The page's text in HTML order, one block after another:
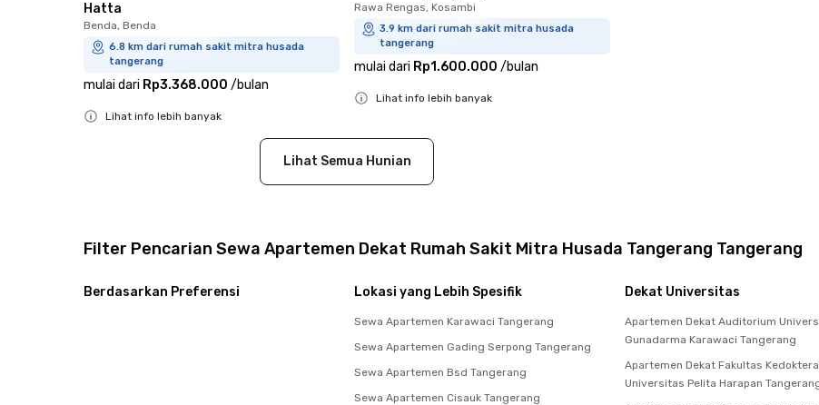
Hatta
Benda, Benda
6.8 km dari rumah sakit mitra husada
tangerang
mulai dari Rp3.368.000 /bulan
Lihat info lebih banyak
Rawa Rengas, Kosambi
3.9 km dari rumah sakit mitra husada
tangerang
mulai dari Rp1.600.000 /bulan
Lihat info lebih banyak
Lihat Semua Hunian
Filter Pencarian Sewa Apartemen Dekat Rumah Sakit Mitra Husada Tangerang Tangerang
Berdasarkan Preferensi Lokasi yang Lebih Spesifik
Sewa Apartemen Karawaci Tangerang
Sewa Apartemen Gading Serpong Tangerang
Sewa Apartemen Bsd Tangerang
Sewa Apartemen Cisauk Tangerang
Dekat Universitas
Apartemen Dekat Auditorium
Gunadarma Karawaci Tangerang
Apartemen Dekat Fakultas
Universitas Pelita Harapan